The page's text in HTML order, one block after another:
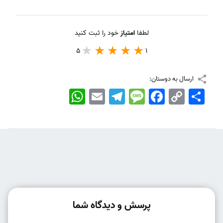
لطفاامتیازخود را ثبت کنید
1
5
ارسال به دوستان:
WhatsApp EmailTelegramMessageFacebook Copy
Link
اشتراک
پرسش و دیدگاه شما